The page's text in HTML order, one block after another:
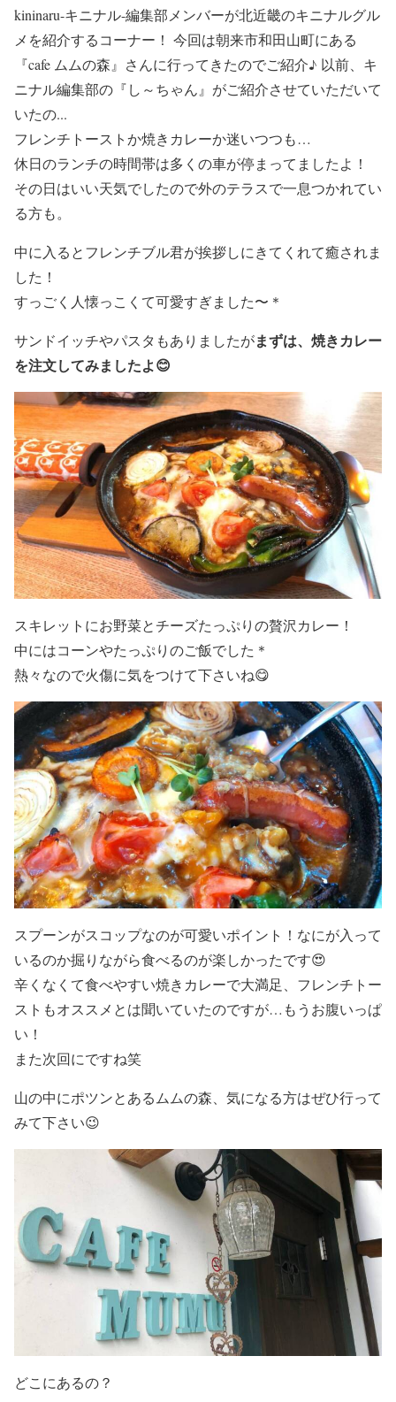
kininaru-キニナル-編集部メンバーが北近畿のキニナルグル
メを紹介するコーナー！ 今回は朝来市和田山町にある
『cafe ムムの森』さんに行ってきたのでご紹介♪ 以前、キ
ニナル編集部の『し～ちゃん』がご紹介させていただいて
いたの...
フレンチトーストか焼きカレーか迷いつつも…
休日のランチの時間帯は多くの車が停まってましたよ！
その日はいい天気でしたので外のテラスで一息つかれてい
る方も。
中に入るとフレンチブル君が挨拶しにきてくれて癒されま
した！
すっごく人懐っこくて可愛すぎました〜＊
サンドイッチやパスタもありましたがまずは、焼きカレー
を注文してみましたよ😊
スキレットにお野菜とチーズたっぷりの贅沢カレー！
中にはコーンやたっぷりのご飯でした＊
熱々なので火傷に気をつけて下さいね😋
スプーンがスコップなのが可愛いポイント！なにが入って
いるのか掘りながら食べるのが楽しかったです😍
辛くなくて食べやすい焼きカレーで大満足、フレンチトー
ストもオススメとは聞いていたのですが…もうお腹いっぱ
い！
また次回にですね笑
山の中にポツンとあるムムの森、気になる方はぜひ行って
みて下さい😉
どこにあるの？